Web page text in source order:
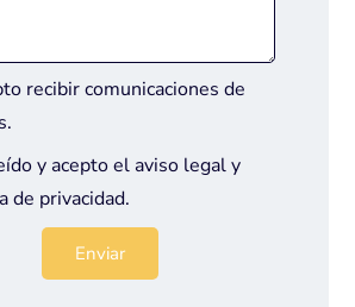
recibir comunicaciones de
y acepto el aviso legaly
de privacidad.